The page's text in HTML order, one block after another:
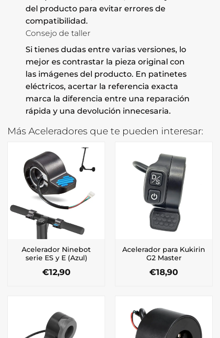
del producto para evitar errores de
compatibilidad.
Consejo de taller
Si tienes dudas entre varias versiones, lo
mejor es contrastar la pieza original con
las imágenes del producto. En patinetes
eléctricos, acertar la referencia exacta
marca la diferencia entre una reparación
rápida y una devolución innecesaria.
Más Aceleradores que te pueden interesar:
Acelerador Ninebot
serie ES y E (Azul)
€12,90
Acelerador para Kukirin
G2 Master
€18,90